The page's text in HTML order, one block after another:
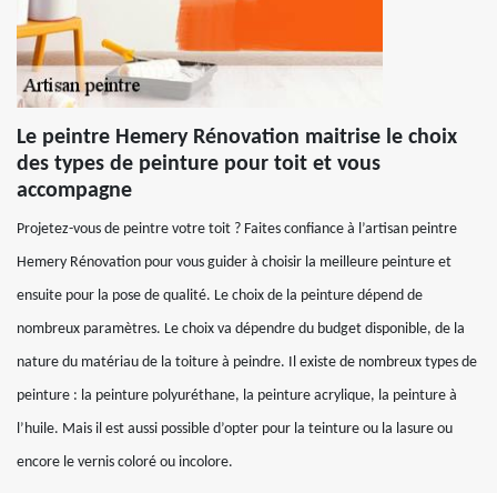
Le peintre Hemery Rénovation maitrise le choix
des types de peinture pour toit et vous
accompagne
Projetez-vous de peintre votre toit ? Faites confiance à l’artisan peintre
Hemery Rénovation pour vous guider à choisir la meilleure peinture et
ensuite pour la pose de qualité. Le choix de la peinture dépend de
nombreux paramètres. Le choix va dépendre du budget disponible, de la
nature du matériau de la toiture à peindre. Il existe de nombreux types de
peinture : la peinture polyuréthane, la peinture acrylique, la peinture à
l’huile. Mais il est aussi possible d’opter pour la teinture ou la lasure ou
encore le vernis coloré ou incolore.